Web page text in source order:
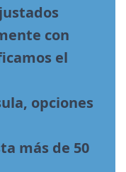
con
el
opciones
más de 50